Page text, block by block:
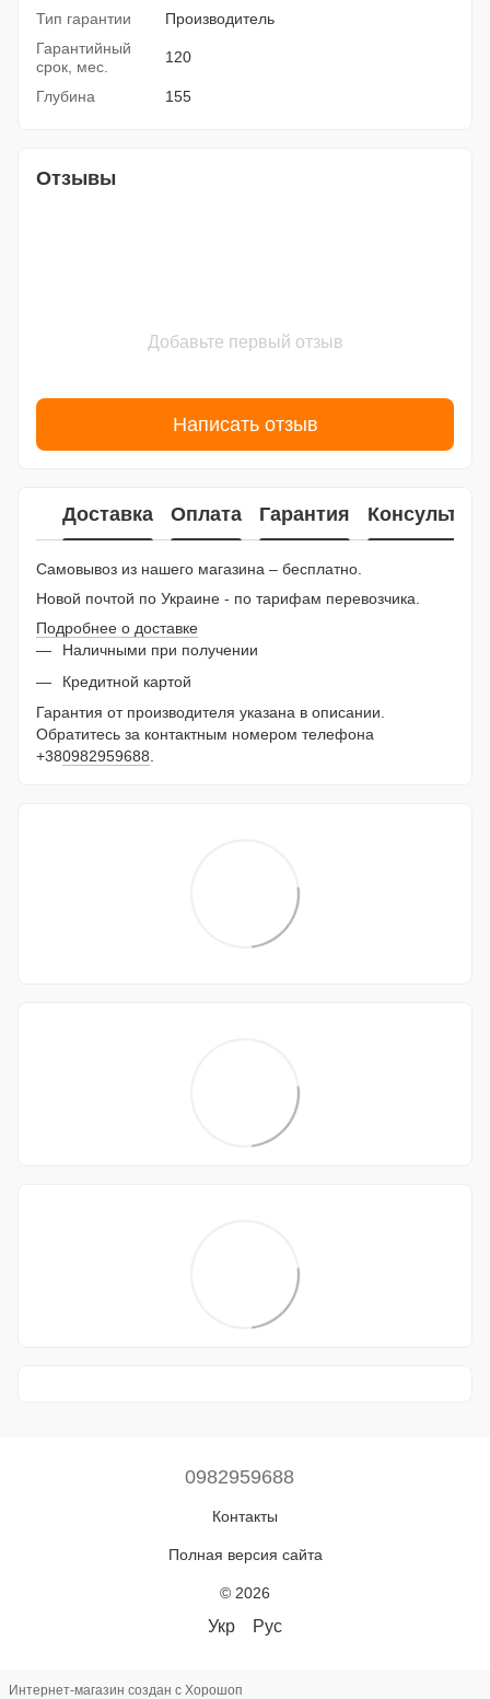
Тип гарантии
Производитель
Гарантийный
срок, мес.
120
Глубина 155
Отзывы
Добавьте первый отзыв
Написать отзыв
Доставка Оплата Гарантия
Самовывоз из нашего магазина – бесплатно.
Новой почтой по Украине - по тарифам перевозчика.
Подробнее о доставке
Наличными при получении
Кредитной картой
Гарантия от производителя указана в описании.
Обратитесь за контактным номером телефона
+380982959688
0982959688
Контакты
Полная версия сайта
© 2026
Укр Рус
Интернет-магазин создан с Хорошоп